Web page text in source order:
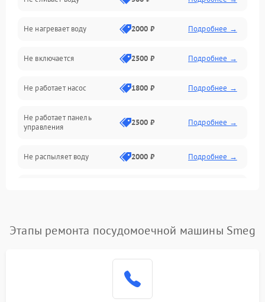
Датчики
Нагрев
Вода
Гигиена
Программное обеспечение
Не нагревает воду 2000 ₽ Подробнее →
Не включается 2500 ₽ Подробнее →
Не работает насос 1800 ₽ Подробнее →
Не работает панель
управления
2500 ₽ Подробнее →
Не распыляет воду 2000 ₽ Подробнее →
воды
1800 ₽ Подробнее →
Этапы ремонта посудомоечной машины Smeg